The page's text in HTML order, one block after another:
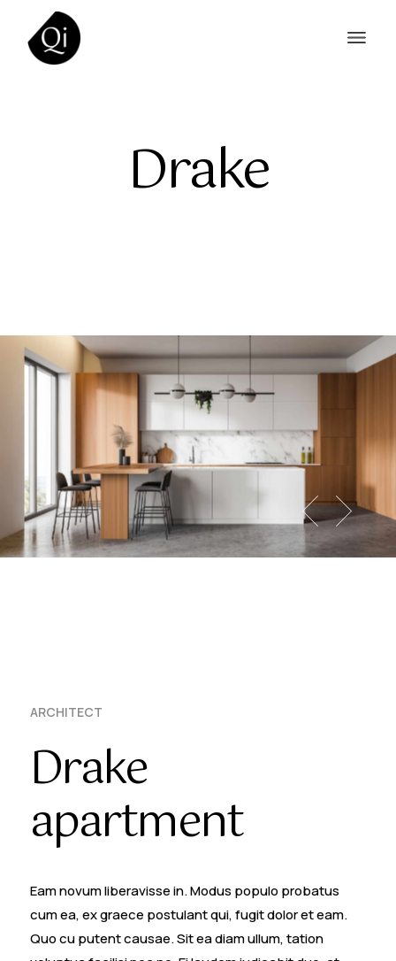
Drake
ARCHITECT
Drake
apartment
Eam novum liberavisse in. Modus populo probatus
cum ea, ex graece postulant qui, fugit dolor et eam.
Quo cu putent causae. Sit ea diam ullum, tation